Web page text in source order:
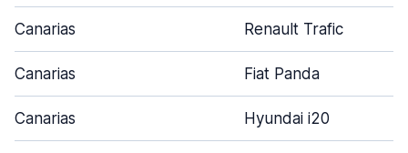
Canarias Renault Trafic
Canarias Fiat Panda
Canarias Hyundai i20